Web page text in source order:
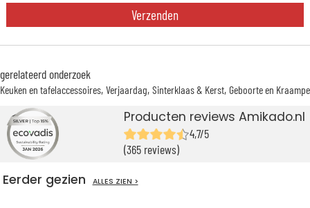
Verzenden
gerelateerd onderzoek
Keuken en tafelaccessoires Verjaardag Sinterklaas & Kerst Geboorte en
Producten reviews Amikado.nl
4,7/5
(365 reviews)
Eerder gezien ALLES ZIEN >